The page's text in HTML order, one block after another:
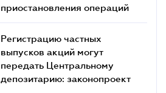
приостановления операций
Регистрацию частных
выпусков акций могут
передать Центральному
депозитарию: законопроект